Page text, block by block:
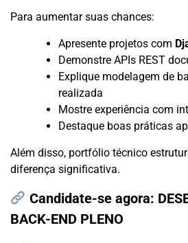
Para aumentar suas chances:
Apresente projetos com
Demonstre APIs REST
Explique modelagem de
realizada
Mostre experiência com
Destaque boas práticas
Além disso, portfólio técnico
diferença significativa.
Candidate-se agora:
BACK-END PLENO